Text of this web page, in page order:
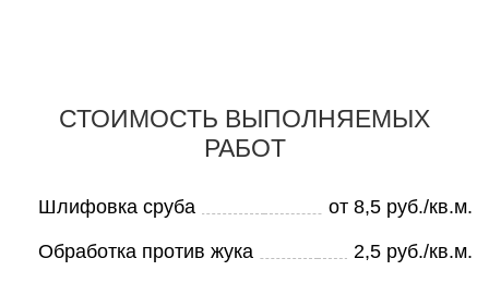
СТОИМОСТЬ ВЫПОЛНЯЕМЫХ
РАБОТ
Шлифовка сруба от 8,5 руб./кв.м.
Обработка против жука 2,5 руб./кв.м.